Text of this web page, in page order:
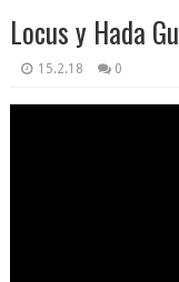
Locus y Hada
15.2.18 0